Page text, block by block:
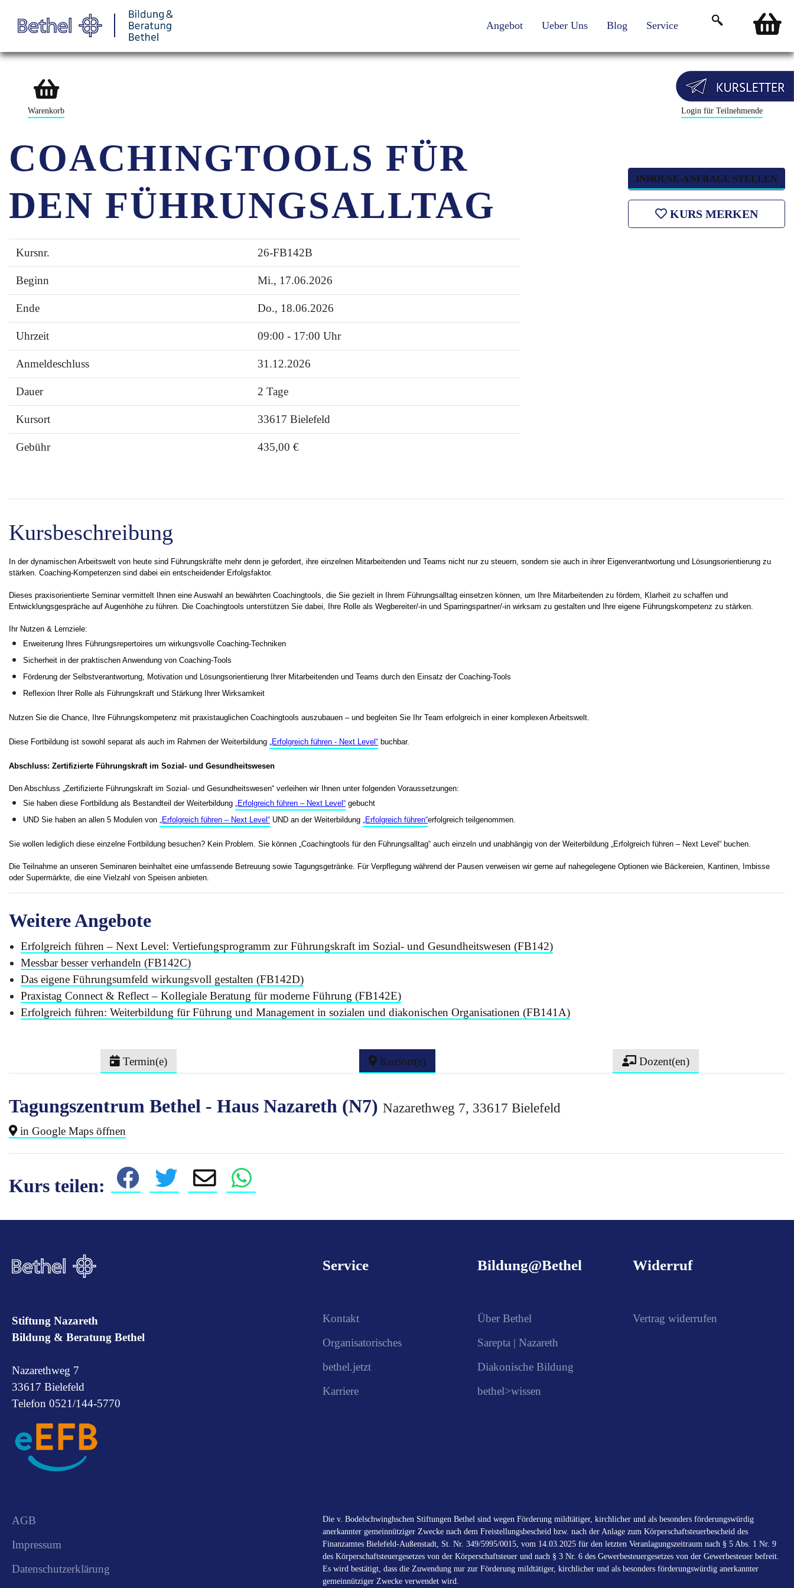
Angebot Ueber Uns Blog Service
Warenkorb Login für Teilnehmende
COACHINGTOOLS FÜR
DEN FÜHRUNGSALLTAG
Kursnr. 26-FB142B
Beginn Mi., 17.06.2026
Ende Do., 18.06.2026
Uhrzeit 09:00 - 17:00 Uhr
Anmeldeschluss 31.12.2026
Dauer 2 Tage
Kursort 33617 Bielefeld
Gebühr 435,00 €
INHOUSE-ANFRAGE STELLEN
KURS MERKEN
Kursbeschreibung
In der dynamischen Arbeitswelt von heute sind Führungskräfte mehr denn je gefordert, ihre einzelnen Mitarbeitenden und Teams nicht nur zu steuern, sondern sie auch in ihrer Eigenverantwortung und Lösungsorientierung zu
stärken. Coaching-Kompetenzen sind dabei ein entscheidender Erfolgsfaktor.
Dieses praxisorientierte Seminar vermittelt Ihnen eine Auswahl an bewährten Coachingtools, die Sie gezielt in Ihrem Führungsalltag einsetzen können, um Ihre Mitarbeitenden zu fördern, Klarheit zu schaffen und
Entwicklungsgespräche auf Augenhöhe zu führen. Die Coachingtools unterstützen Sie dabei, Ihre Rolle als Wegbereiter/-in und Sparringspartner/-in wirksam zu gestalten und Ihre eigene Führungskompetenz zu stärken.
Ihr Nutzen & Lernziele:
Erweiterung Ihres Führungsrepertoires um wirkungsvolle Coaching-Techniken
Sicherheit in der praktischen Anwendung von Coaching-Tools
Förderung der Selbstverantwortung, Motivation und Lösungsorientierung Ihrer Mitarbeitenden und Teams durch den Einsatz der Coaching-Tools
Reflexion Ihrer Rolle als Führungskraft und Stärkung Ihrer Wirksamkeit
Nutzen Sie die Chance, Ihre Führungskompetenz mit praxistauglichen Coachingtools auszubauen – und begleiten Sie Ihr Team erfolgreich in einer komplexen Arbeitswelt.
Diese Fortbildung ist sowohl separat als auch im Rahmen der Weiterbildung „Erfolgreich führen - Next Level“ buchbar.
Abschluss: Zertifizierte Führungskraft im Sozial- und Gesundheitswesen
Den Abschluss „Zertifizierte Führungskraft im Sozial- und Gesundheitswesen“ verleihen wir Ihnen unter folgenden Voraussetzungen:
Sie haben diese Fortbildung als Bestandteil der Weiterbildung „Erfolgreich führen – Next Level“ gebucht
UND Sie haben an allen 5 Modulen von „Erfolgreich führen – Next Level“ UND an der Weiterbildung „Erfolgreich führen“erfolgreich teilgenommen.
Sie wollen lediglich diese einzelne Fortbildung besuchen? Kein Problem. Sie können „Coachingtools für den Führungsalltag“ auch einzeln und unabhängig von der Weiterbildung „Erfolgreich führen – Next Level“ buchen.
Die Teilnahme an unseren Seminaren beinhaltet eine umfassende Betreuung sowie Tagungsgetränke. Für Verpflegung während der Pausen verweisen wir gerne auf nahegelegene Optionen wie Bäckereien, Kantinen, Imbisse
oder Supermärkte, die eine Vielzahl von Speisen anbieten.
Weitere Angebote
Erfolgreich führen – Next Level: Vertiefungsprogramm zur Führungskraft im Sozial- und Gesundheitswesen (FB142)
Messbar besser verhandeln (FB142C)
Das eigene Führungsumfeld wirkungsvoll gestalten (FB142D)
Praxistag Connect & Reflect – Kollegiale Beratung für moderne Führung (FB142E)
Erfolgreich führen: Weiterbildung für Führung und Management in sozialen und diakonischen Organisationen (FB141A)
Termin(e) Kursort(e) Dozent(en)
Tagungszentrum Bethel - Haus Nazareth (N7) Nazarethweg 7, 33617 Bielefeld
in Google Maps öffnen
Kurs teilen:
Stiftung Nazareth
Bildung & Beratung Bethel
Nazarethweg 7
33617 Bielefeld
Telefon 0521/144-5770
Service
Kontakt
Organisatorisches
bethel.jetzt
Karriere
Bildung@Bethel
Über Bethel
Sarepta | Nazareth
Diakonische Bildung
bethel>wissen
Widerruf
Vertrag widerrufen
AGB
Impressum
Datenschutzerklärung
Die v. Bodelschwinghschen Stiftungen Bethel sind wegen Förderung mildtätiger, kirchlicher und als besonders förderungswürdig
anerkannter gemeinnütziger Zwecke nach dem Freistellungsbescheid bzw. nach der Anlage zum Körperschaftsteuerbescheid des
Finanzamtes Bielefeld-Außenstadt, St. Nr. 349/5995/0015, vom 14.03.2025 für den letzten Veranlagungszeitraum nach § 5 Abs. 1 Nr. 9
des Körperschaftsteuergesetzes von der Körperschaftsteuer und nach § 3 Nr. 6 des Gewerbesteuergesetzes von der Gewerbesteuer befreit.
Es wird bestätigt, dass die Zuwendung nur zur Förderung mildtätiger, kirchlicher und als besonders förderungswürdig anerkannter
gemeinnütziger Zwecke verwendet wird.